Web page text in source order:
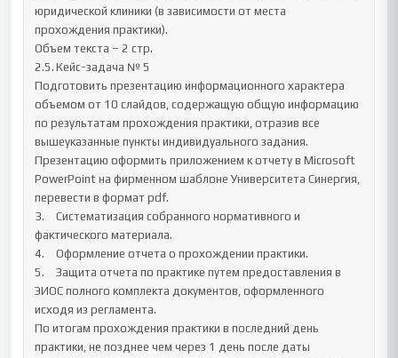
юридической клиники (в зависимости от места
прохождения практики).
Объем текста – 2 стр.
2.5.	Кейс-задача № 5
Подготовить презентацию информационного характера
объемом от 10 слайдов, содержащую общую информацию
по результатам прохождения практики, отразив все
вышеуказанные пункты индивидуального задания.
Презентацию оформить приложением к отчету в Microsoft
PowerPoint на фирменном шаблоне Университета Синергия,
перевести в формат pdf.
3.	Систематизация собранного нормативного и
фактического материала.
4.	Оформление отчета о прохождении практики.
5.	Защита отчета по практике путем предоставления в
ЭИОС полного комплекта документов, оформленного
исходя из регламента.
По итогам прохождения практики в последний день
практики, не позднее чем через 1 день после даты